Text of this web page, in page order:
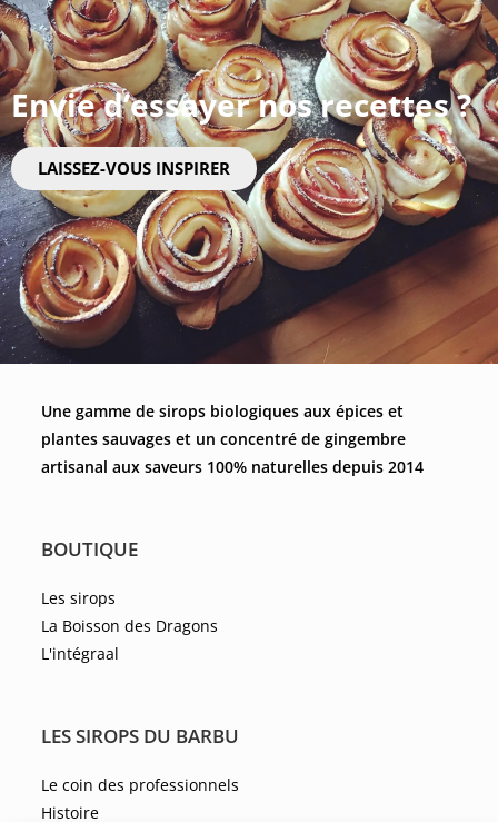
Envie d’essayer nos recettes ?
LAISSEZ-VOUS INSPIRER
Une gamme de sirops biologiques aux épices et
plantes sauvages et un concentré de gingembre
artisanal aux saveurs 100% naturelles depuis 2014
BOUTIQUE
Les sirops
La Boisson des Dragons
L'intégraal
LES SIROPS DU BARBU
Le coin des professionnels
Histoire